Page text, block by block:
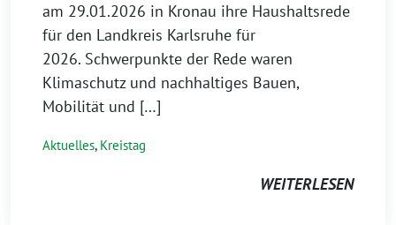
am 29.01.2026 in Kronau ihre Haushaltsrede
für den Landkreis Karlsruhe für
2026. Schwerpunkte der Rede waren
Klimaschutz und nachhaltiges Bauen,
Mobilität und […]
Aktuelles, Kreistag
WEITERLESEN